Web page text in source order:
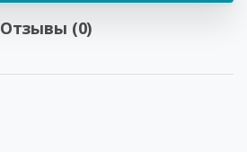
Отзывы (0)